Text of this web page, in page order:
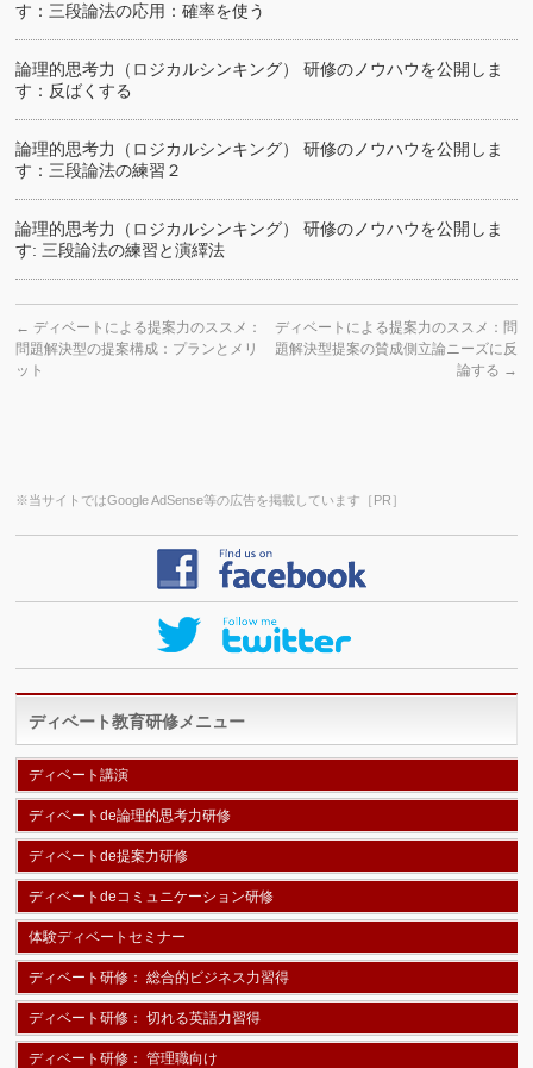
す：三段論法の応用：確率を使う
論理的思考力（ロジカルシンキング） 研修のノウハウを公開しま
す：反ばくする
論理的思考力（ロジカルシンキング） 研修のノウハウを公開しま
す：三段論法の練習２
論理的思考力（ロジカルシンキング） 研修のノウハウを公開しま
す: 三段論法の練習と演繹法
← ディベートによる提案力のススメ：
問題解決型の提案構成：プランとメリ
ット
ディベートによる提案力のススメ：問
題解決型提案の賛成側立論ニーズに反
論する →
※当サイトではGoogle AdSense等の広告を掲載しています［PR］
ディベート教育研修メニュー
ディベート講演
ディベートde論理的思考力研修
ディベートde提案力研修
ディベートdeコミュニケーション研修
体験ディベートセミナー
ディベート研修： 総合的ビジネス力習得
ディベート研修： 切れる英語力習得
ディベート研修： 管理職向け